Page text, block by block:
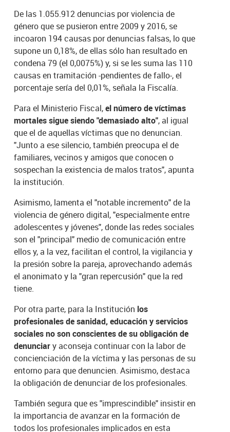
De las 1.055.912 denuncias por violencia de
género que se pusieron entre 2009 y 2016, se
incoaron 194 causas por denuncias falsas, lo que
supone un 0,18%, de ellas sólo han resultado en
condena 79 (el 0,0075%) y, si se les suma las 110
causas en tramitación -pendientes de fallo-, el
porcentaje sería del 0,01%, señala la Fiscalía.
Para el Ministerio Fiscal,el número de víctimas
mortales sigue siendo "demasiado alto", al igual
que el de aquellas víctimas que no denuncian.
"Junto a ese silencio, también preocupa el de
familiares, vecinos y amigos que conocen o
sospechan la existencia de malos tratos", apunta
la institución.
Asimismo, lamenta el "notable incremento" de la
violencia de género digital, "especialmente entre
adolescentes y jóvenes", donde las redes sociales
son el "principal" medio de comunicación entre
ellos y, a la vez, facilitan el control, la vigilancia y
la presión sobre la pareja, aprovechando además
el anonimato y la "gran repercusión" que la red
tiene.
Por otra parte, para la Institución los
profesionales de sanidad, educación y servicios
sociales no son conscientes de su obligación de
denunciary aconseja continuar con la labor de
concienciación de la víctima y las personas de su
entorno para que denuncien. Asimismo, destaca
la obligación de denunciar de los profesionales.
También segura que es "imprescindible" insistir en
la importancia de avanzar en la formación de
todos los profesionales implicados en esta